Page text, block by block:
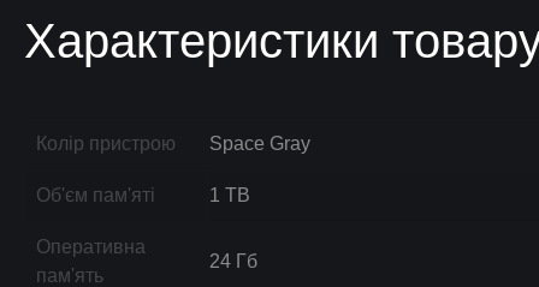
Характеристики
Колір пристрою Space Gray
Об'єм пам'яті 1 TB
Оперативна
пам'ять
24 Гб